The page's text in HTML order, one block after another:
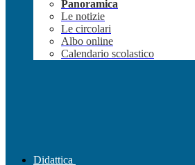
Panoramica
Le notizie
Le circolari
Albo online
Calendario scolastico
Didattica